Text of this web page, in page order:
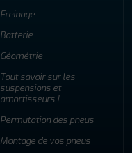
Freinage
Batterie
Géométrie
Tout savoir sur les
suspensions et
amortisseurs !
Permutation des pneus
Montage de vos pneus